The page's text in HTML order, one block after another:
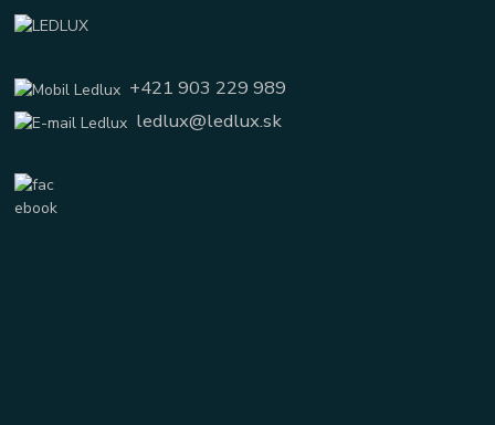
+421 903 229 989
ledlux@ledlux.sk